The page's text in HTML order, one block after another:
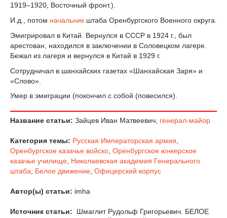
1919–1920, Восточный фронт.).
И.д., потом начальник штаба Оренбургского Военного округа.
Эмигрировал в Китай. Вернулся в СССР в 1924 г., был
арестован, находился в заключении в Соловецком лагере.
Бежал из лагеря и вернулся в Китай в 1929 г.
Сотрудничал в шанхайских газетах «Шанхайская Заря» и
«Слово».
Умер в эмиграции (покончил с собой (повесился).
Название статьи: Зайцев Иван Матвеевич, генерал-майор
Категория темы: Русская Императорская армия,
Оренбургское казачье войско, Оренбургское юнкерское
казачье училище, Николаевская академия Генерального
штаба, Белое движение, Офицерский корпус
Автор(ы) статьи: imha
Источник статьи:
Шмаглит Рудольф Григорьевич. БЕЛОЕ